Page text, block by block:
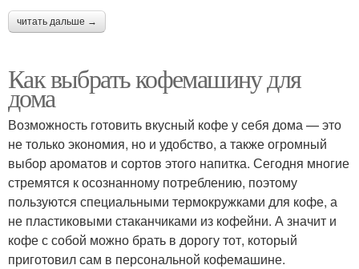
читать дальше →
Как выбрать кофемашину для
дома
Возможность готовить вкусный кофе у себя дома — это
не только экономия, но и удобство, а также огромный
выбор ароматов и сортов этого напитка. Сегодня многие
стремятся к осознанному потреблению, поэтому
пользуются специальными термокружками для кофе, а
не пластиковыми стаканчиками из кофейни. А значит и
кофе с собой можно брать в дорогу тот, который
приготовил сам в персональной кофемашине.